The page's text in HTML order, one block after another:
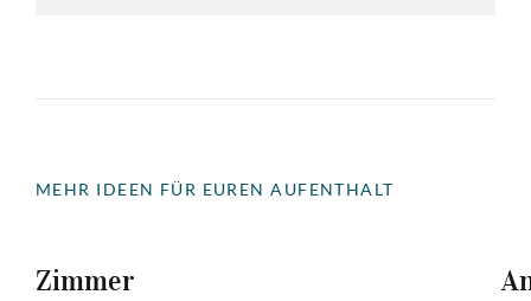
MEHR IDEEN FÜR EUREN AUFENTHALT
Zimmer